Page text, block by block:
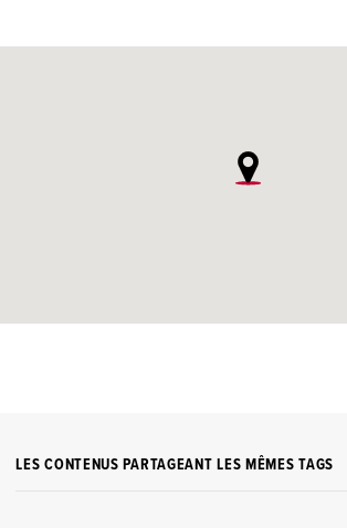
LES CONTENUS PARTAGEANT LES MÊMES TAGS